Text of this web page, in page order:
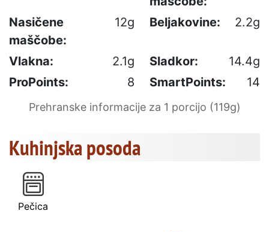
Nasičene
maščobe:
12g Beljakovine: 2.2g
Vlakna: 2.1g Sladkor:
14.4g
ProPoints:
8 SmartPoints: 14
Prehranske informacije za 1 porcijo (119g)
Kuhinjska posoda
Pečica